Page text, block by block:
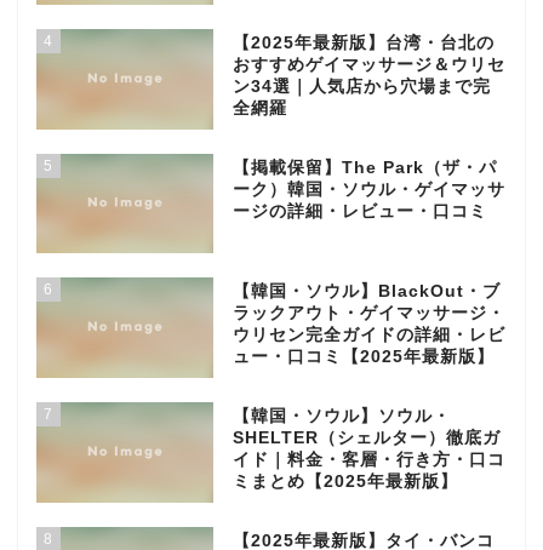
4
【2025年最新版】台湾・台北の
おすすめゲイマッサージ＆ウリセ
ン34選｜人気店から穴場まで完
全網羅
5
【掲載保留】The Park（ザ・パ
ーク）韓国・ソウル・ゲイマッサ
ージの詳細・レビュー・口コミ
6
【韓国・ソウル】BlackOut・ブ
ラックアウト・ゲイマッサージ・
ウリセン完全ガイドの詳細・レビ
ュー・口コミ【2025年最新版】
7
【韓国・ソウル】ソウル・
SHELTER（シェルター）徹底ガ
イド｜料金・客層・行き方・口コ
ミまとめ【2025年最新版】
8
【2025年最新版】タイ・バンコ